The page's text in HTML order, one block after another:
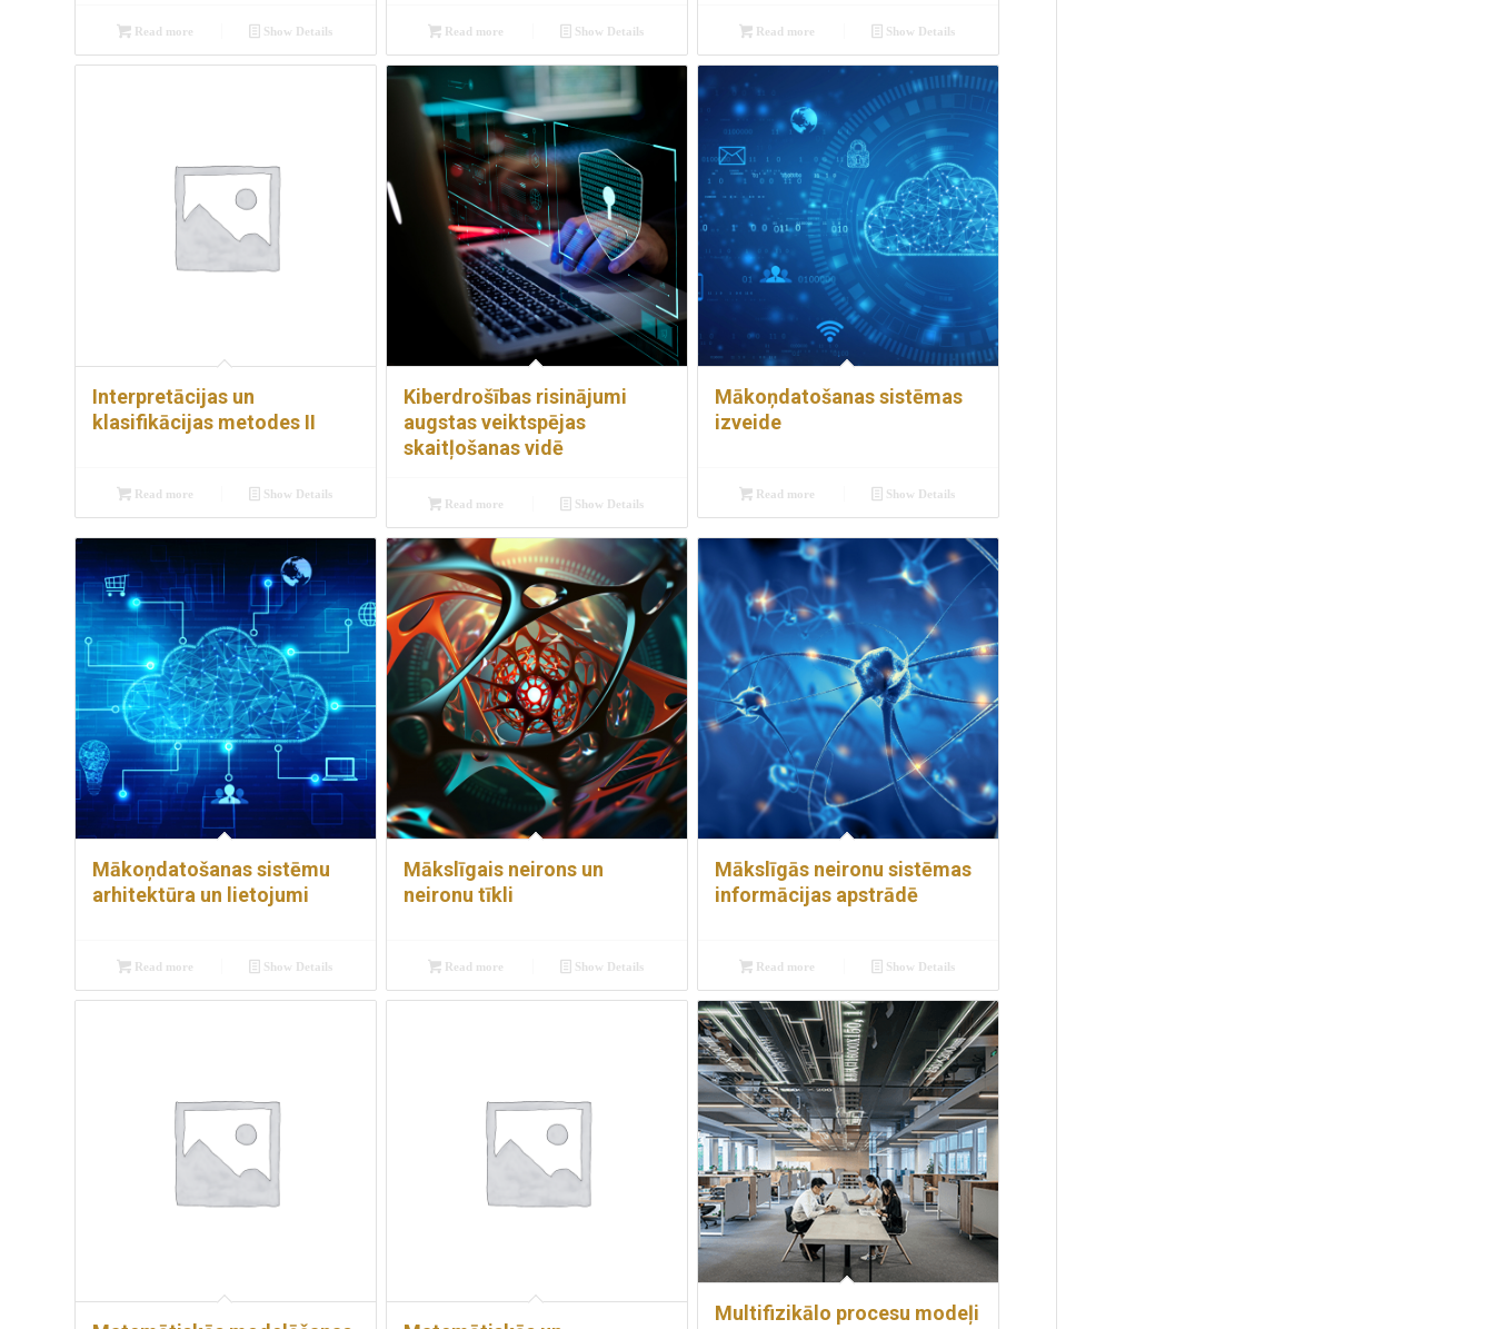
Read more Show Details Read more Show Details Read more Show Details
Interpretācijas un
klasifikācijas metodes II
Read more Show Details
Kiberdrošības risinājumi
augstas veiktspējas
skaitļošanas vidē
Read more Show Details
Mākoņdatošanas sistēmas
izveide
Read more Show Details
Mākoņdatošanas sistēmu
arhitektūra un lietojumi
Read more Show Details
Mākslīgais neirons un
neironu tīkli
Read more Show Details
Mākslīgās neironu sistēmas
informācijas apstrādē
Read more Show Details
Multifizikālo procesu modeļi